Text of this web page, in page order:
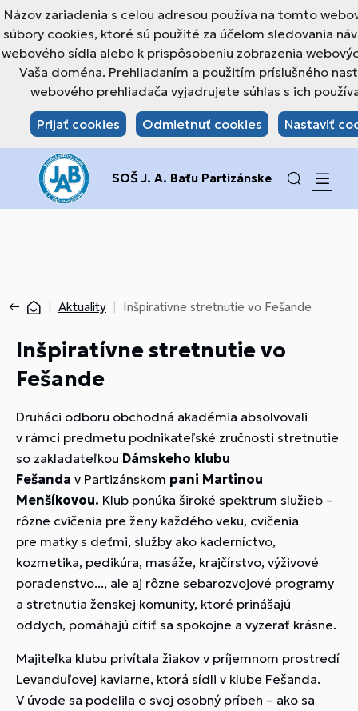
Názov zariadenia s celou adresou používa na tomto
súbory cookies, ktoré sú použité za účelom sledovania
webového sídla alebo k prispôsobeniu zobrazenia
Vaša doména. Prehliadaním a použitím príslušného
webového prehliadača vyjadrujete súhlas s ich
Prijať cookies Odmietnuť cookies Nastaviť
SOŠ J. A. Baťu Partizánske
Aktuality Inšpiratívne stretnutie vo Fešande
Inšpiratívne stretnutie vo
Fešande
Druháci odboru obchodná akadémia absolvovali
v rámci predmetu podnikateľské zručnosti stretnutie
so zakladateľkou Dámskeho klubu
Fešanda v Partizánskom pani Martinou
Menšíkovou. Klub ponúka široké spektrum služieb –
rôzne cvičenia pre ženy každého veku, cvičenia
pre matky s deťmi, služby ako kaderníctvo,
kozmetika, pedikúra, masáže, krajčírstvo, výživové
poradenstvo..., ale aj rôzne sebarozvojové programy
a stretnutia ženskej komunity, ktoré prinášajú
oddych, pomáhajú cítiť sa spokojne a vyzerať krásne.
Majiteľka klubu privítala žiakov v príjemnom prostredí
Levanduľovej kaviarne, ktorá sídli v klube Fešanda.
V úvode sa podelila o svoj osobný príbeh – ako sa